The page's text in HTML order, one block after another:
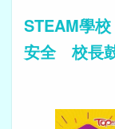
STEAM學
安全 校長